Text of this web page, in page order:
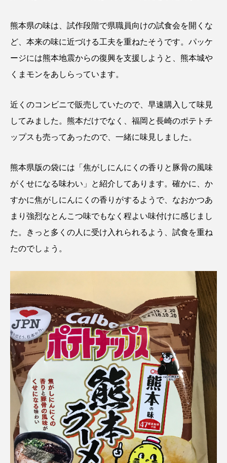
熊本県の味は、試作段階で県職員向けの試食会を開くな
ど、本来の味に近づける工夫を重ねたそうです。パッケ
ージには熊本地震からの復興を支援しようと、熊本城や
くまモンをあしらっています。
近くのコンビニで販売していたので、早速購入して味見
してみました。熊本だけでなく、福岡と長崎のポテトチ
ップスも売ってあったので、一緒に味見しました。
熊本県版の袋には「焦がしにんにくの香りと豚骨の風味
がくせになる味わい」と紹介してあります。 確かに、か
すかに焦がしにんにくの香りがするようで、なおかつあ
まり強烈なとんこつ味でもなく程よい味付けに感じまし
た。きっと多くの人に受け入れられるよう、試食を重ね
たのでしょう。